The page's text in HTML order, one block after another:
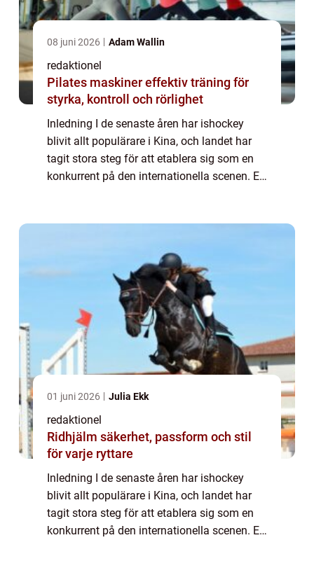
08 juni 2026 Adam Wallin
redaktionel
Pilates maskiner effektiv träning för
styrka, kontroll och rörlighet
Inledning I de senaste åren har ishockey
blivit allt populärare i Kina, och landet har
tagit stora steg för att etablera sig som en
konkurrent på den internationella scenen. En
01 juni 2026 Julia Ekk
redaktionel
Ridhjälm säkerhet, passform och stil
för varje ryttare
Inledning I de senaste åren har ishockey
blivit allt populärare i Kina, och landet har
tagit stora steg för att etablera sig som en
konkurrent på den internationella scenen. En